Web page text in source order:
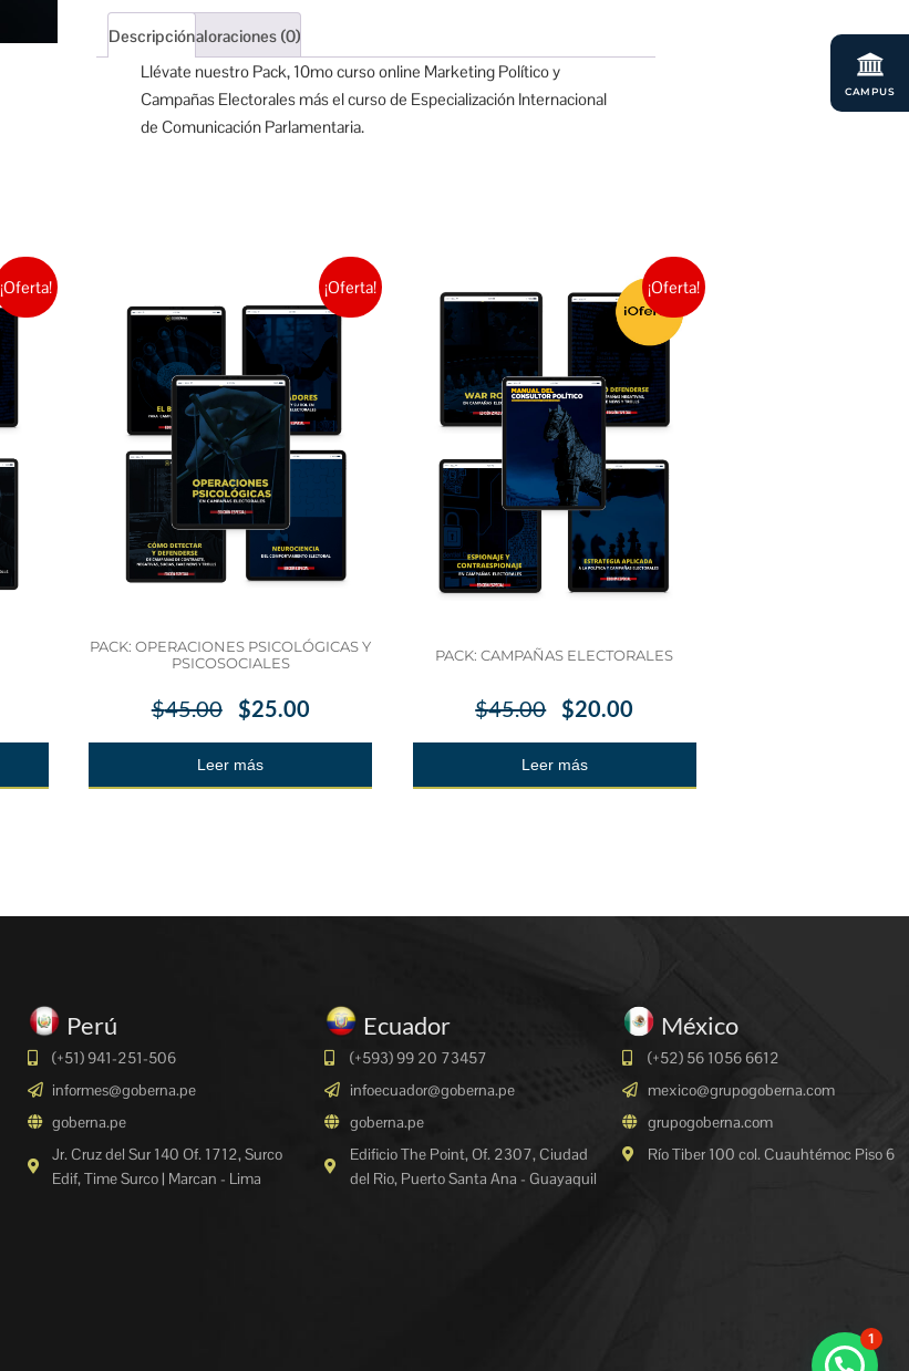
CAMPUS
DescripciónValoraciones (0)
Llévate nuestro Pack, 10mo curso online Marketing Político y
Campañas Electorales más el curso de Especialización Internacional
de Comunicación Parlamentaria.
¡Oferta! ¡Oferta!
PACK: OPERACIONES PSICOLÓGICAS Y
PSICOSOCIALES
$45.00 $25.00
Leer más
¡Oferta!
PACK: CAMPAÑAS ELECTORALES
$45.00 $20.00
Leer más
Perú
(+51) 941-251-506
informes@goberna.pe
goberna.pe
Jr. Cruz del Sur 140 Of. 1712, Surco
Edif, Time Surco | Marcan - Lima
Ecuador
(+593) 99 20 73457
infoecuador@goberna.pe
goberna.pe
Edificio The Point, Of. 2307, Ciudad
del Rio, Puerto Santa Ana - Guayaquil
México
(+52) 56 1056 6612
mexico@grupogoberna.com
grupogoberna.com
Río Tiber 100 col. Cuauhtémoc Piso 6
1